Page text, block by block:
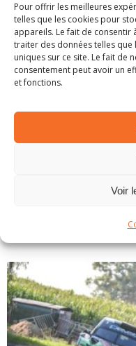
Pour offrir les meilleures
telles que les cookies pour
appareils. Le fait de consentir
traiter des données telles
uniques sur ce site. Le fait de
consentement peut avoir un
et fonctions.
Voir
Omloop van
bagarre pour le
ensuite l'écart
vite en tête de